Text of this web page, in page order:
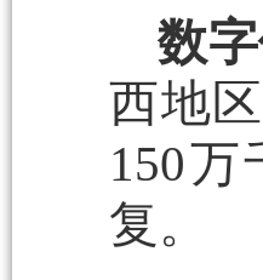
数
西地
150
复。